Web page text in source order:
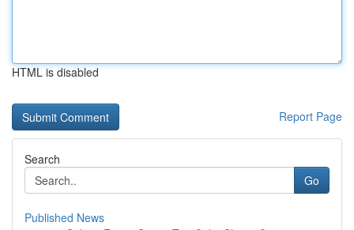
HTML is disabled
Report Page
Search
Go
Published News